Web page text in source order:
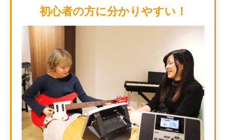
初心者の方に分かりやすい！